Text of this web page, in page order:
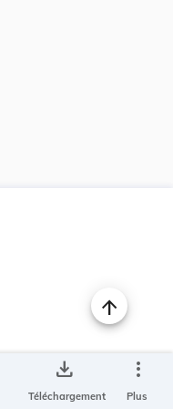
save_alt
Téléchargement
more_vert
Plus